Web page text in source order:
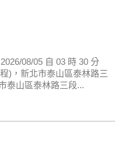
08/05 自 03 時 30 分
)，新北市泰山區泰林路三
泰山區泰林路三段...